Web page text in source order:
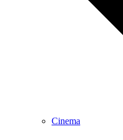
Cinema